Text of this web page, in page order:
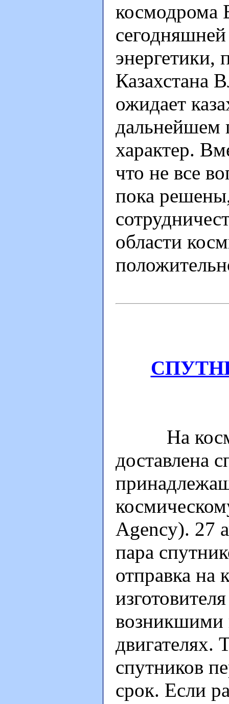
космодрома
энергетики,
ожидает
дальнейшем
характер.
что не все
пока
области
На
доставлена
Agency). 27
пара
отправка на
возникшими
двигателях.
спутников
срок. Если